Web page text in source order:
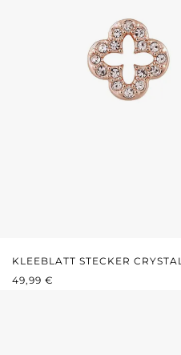
KLEEBLATT STECKER CRYSTAL
REGULÄRER PREIS:
49,99 €